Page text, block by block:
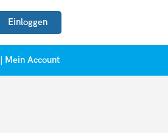
Einloggen
Mein Account